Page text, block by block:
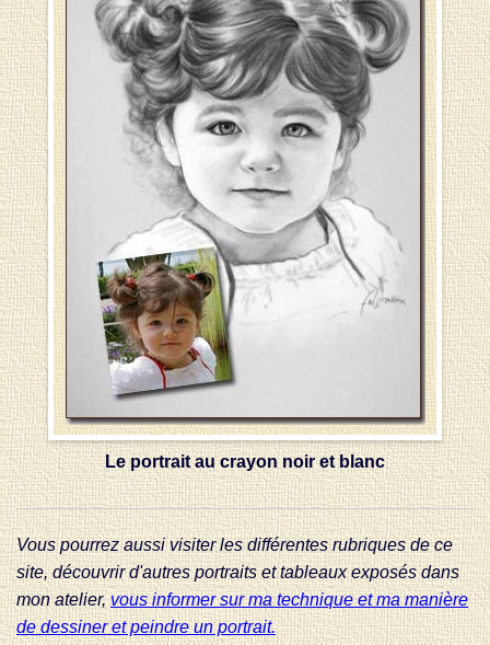
Le portrait au crayon noir et blanc
Vous pourrez aussi visiter les différentes rubriques de ce
site, découvrir d'autres portraits et tableaux exposés dans
mon atelier,vous informer sur ma technique et ma manière
de dessiner et peindre un portrait.